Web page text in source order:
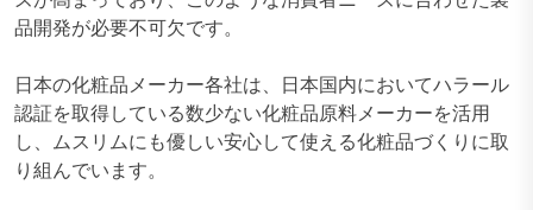
品開発が必要不可欠です。
日本の化粧品メーカー各社は、日本国内においてハラール
認証を取得している数少ない化粧品原料メーカーを活用
し、ムスリムにも優しい安心して使える化粧品づくりに取
り組んでいます。